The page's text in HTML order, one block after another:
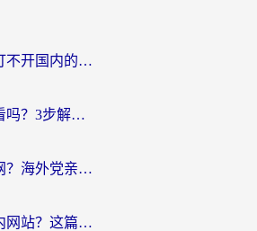
海外党必看：国外打不开国内的app怎么办？3步解决你的乡愁
优酷会员在海外能看吗？3步解决海外追剧难题，附实测好用加速器推荐
如何在国外看土豆网？海外党亲测有效的追剧加速器选择指南
人在国外打不开国内网站？这篇攻略帮你无缝解锁国内资源（附交管12123使用技巧）